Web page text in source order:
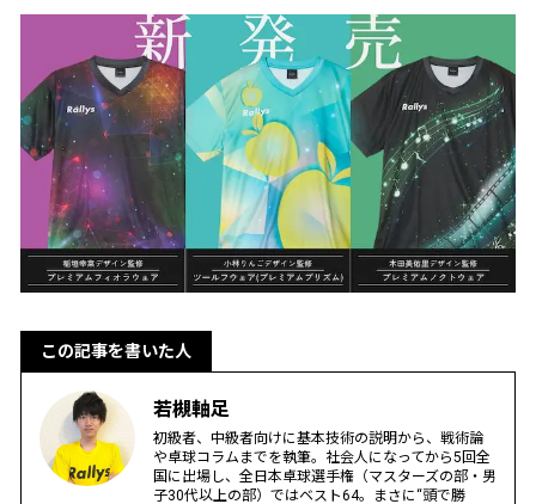
この記事を書いた人
若槻軸足
初級者、中級者向けに基本技術の説明から、戦術論
や卓球コラムまでを執筆。社会人になってから5回全
国に出場し、全日本卓球選手権（マスターズの部・男
子30代以上の部）ではベスト64。まさに“頭で勝